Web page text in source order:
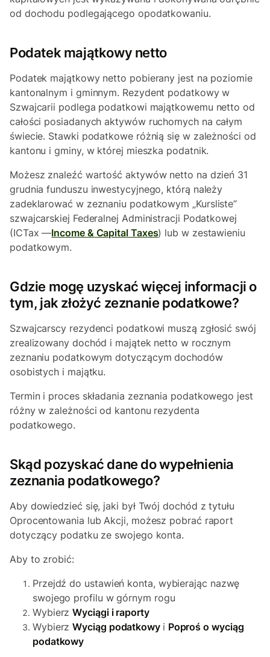
od dochodu podlegającego opodatkowaniu.
Podatek majątkowy netto
Podatek majątkowy netto pobierany jest na poziomie
kantonalnym i gminnym. Rezydent podatkowy w
Szwajcarii podlega podatkowi majątkowemu netto od
całości posiadanych aktywów ruchomych na całym
świecie. Stawki podatkowe różnią się w zależności od
kantonu i gminy, w której mieszka podatnik.
Możesz znaleźć wartość aktywów netto na dzień 31
grudnia funduszu inwestycyjnego, którą należy
zadeklarować w zeznaniu podatkowym „Kursliste”
szwajcarskiej Federalnej Administracji Podatkowej
(ICTax —Income & Capital Taxes) lub w zestawieniu
podatkowym.
Gdzie mogę uzyskać więcej informacji o
tym, jak złożyć zeznanie podatkowe?
Szwajcarscy rezydenci podatkowi muszą zgłosić swój
zrealizowany dochód i majątek netto w rocznym
zeznaniu podatkowym dotyczącym dochodów
osobistych i majątku.
Termin i proces składania zeznania podatkowego jest
różny w zależności od kantonu rezydenta
podatkowego.
Skąd pozyskać dane do wypełnienia
zeznania podatkowego?
Aby dowiedzieć się, jaki był Twój dochód z tytułu
Oprocentowania lub Akcji, możesz pobrać raport
dotyczący podatku ze swojego konta.
Aby to zrobić:
Przejdź do ustawień konta, wybierając nazwę
swojego profilu w górnym rogu
WybierzWyciągi i raporty
WybierzWyciąg podatkowy i Poproś o wyciąg
podatkowy